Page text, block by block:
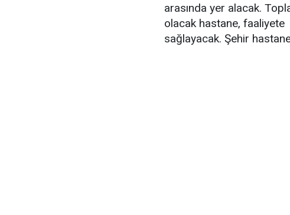
arasında yer alacak.
olacak hastane,
sağlayacak. Şehir